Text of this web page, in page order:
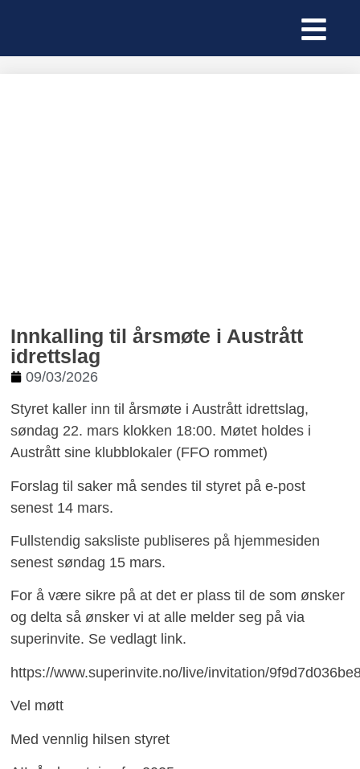
Innkalling til årsmøte i Austrått
idrettslag
09/03/2026
Styret kaller inn til årsmøte i Austrått idrettslag,
søndag 22. mars klokken 18:00. Møtet holdes i
Austrått sine klubblokaler (FFO rommet)
Forslag til saker må sendes til styret på e-post
senest 14 mars.
Fullstendig saksliste publiseres på hjemmesiden
senest søndag 15 mars.
For å være sikre på at det er plass til de som ønsker
og delta så ønsker vi at alle melder seg på via
superinvite. Se vedlagt link.
https://www.superinvite.no/live/invitation/
Vel møtt
Med vennlig hilsen styret